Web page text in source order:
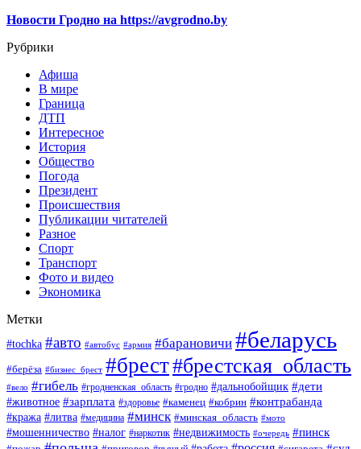
Новости Гродно на https://avgrodno.by
Рубрики
Афиша
В мире
Граница
ДТП
Интересное
История
Общество
Погода
Президент
Происшествия
Публикации читателей
Разное
Спорт
Транспорт
Фото и видео
Экономика
Метки
#tochka #авто #автобус #армия #барановичи #беларусь
#берёза #бизнес_брест #брест#брестская_область
#вело #гибель #гродненская_область #гродно #дальнобойщик #дети
#животное #зарплата #здоровье #каменец #кобрин #контрабанда
#кража #литва #медицина #минск #минская_область #мото
#мошенничество #налог #наркотик #недвижимость #очередь #пинск